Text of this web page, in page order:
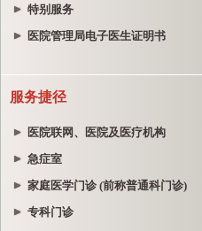
特别服务
医院管理局电子医生证明书
服务捷径
医院联网、医院及医疗机构
急症室
家庭医学门诊 (前称普通科门诊)
专科门诊